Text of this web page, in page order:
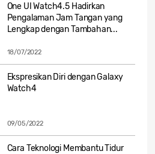
One UI Watch4.5 Hadirkan
Pengalaman Jam Tangan yang
Lengkap dengan Tambahan...
18/07/2022
Ekspresikan Diri dengan Galaxy
Watch4
09/05/2022
Cara Teknologi Membantu Tidur